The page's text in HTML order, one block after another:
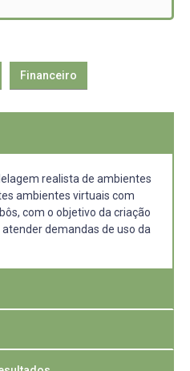
Financeiro
realista de ambientes
ambientes virtuais com
com o objetivo da criação
demandas de uso da
têm possibilitado o uso de
atividades de risco